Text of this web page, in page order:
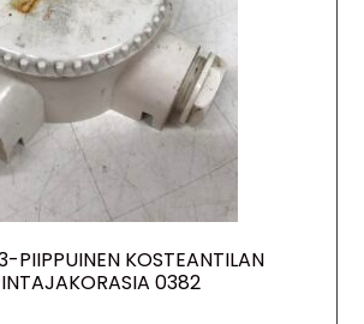
PIIPPUINEN KOSTEANTILAN
0382